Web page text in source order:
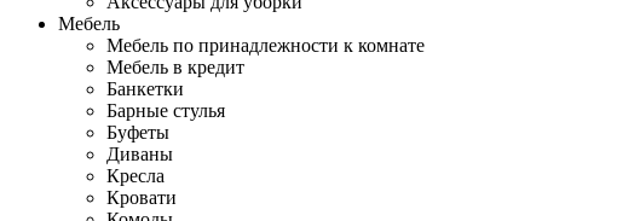
Мебель
Мебель по принадлежности к комнате
Мебель в кредит
Банкетки
Барные стулья
Буфеты
Диваны
Кресла
Кровати